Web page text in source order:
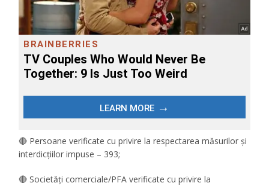
🔴 Persoane verificate cu privire la respectarea măsurilor și
interdicțiilor impuse – 393;
🔴 Societăți comerciale/PFA verificate cu privire la